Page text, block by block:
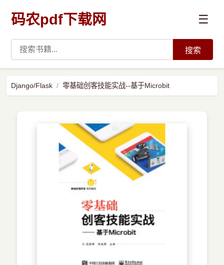
码农pdf下载网 ☰
搜索
Django/Flask 零基础创客技能实战--基于Microbit